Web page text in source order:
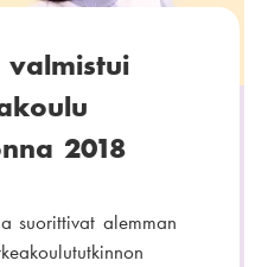
valmistui
2018
suorittivat alemman